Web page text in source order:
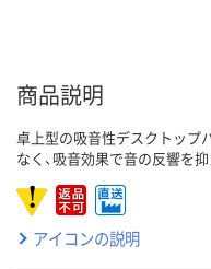
商品説明
卓上型の吸音性デスクトップ
なく、吸音効果で音の反響を抑
アイコンの説明